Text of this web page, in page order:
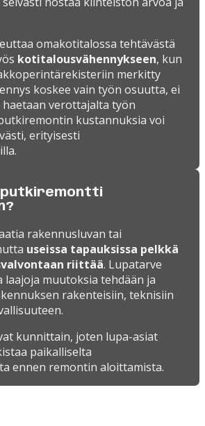
omakotitalossa tehtävästä
kotitalousvähennykseen, kun
merkitty
koskee vain työn osuutta, ei
haetaan verottajalta työn
kustannuksia voi
erityisesti
rakennusluvan tai
useissa tapauksissa pelkkä
riittää. Lupatarve
muutoksia tehdään ja
rakenteisiin, teknisiin
kunnittain, joten lupa-asiat
paikalliselta
ennen remontin aloittamista.